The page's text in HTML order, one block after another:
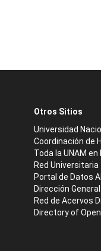
Otros Sitios
Universidad
Coordinación de
Toda la UNAM en
Red
Portal de Datos
Dirección
Red de Acervos
Directory of